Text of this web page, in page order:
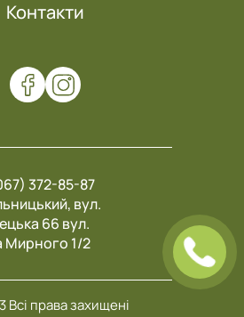
Контакти
372-85-87
вул.
66 вул.
Мирного 1/2
Всі права захищені